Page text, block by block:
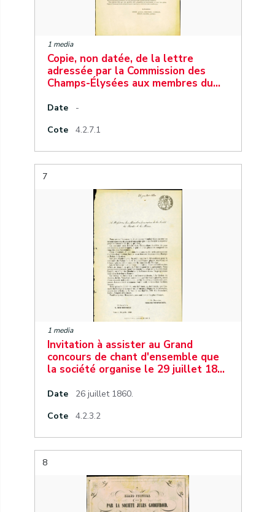
1 media
Copie, non datée, de la lettre
adressée par la Commission des
Champs-Élysées aux membres du…
Date
-
Cote
4.2.7.1
7
1 media
Invitation à assister au Grand
concours de chant d'ensemble que
la société organise le 29 juillet 18…
Date
26 juillet 1860.
Cote
4.2.3.2
8